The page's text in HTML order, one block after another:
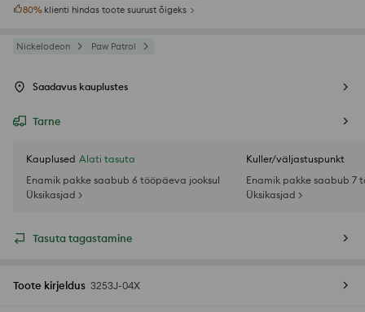
80% klienti hindas toote suurust õigeks
Nickelodeon Paw Patrol
Saadavus kauplustes
Tarne
Kauplused Alati tasuta
Enamik pakke saabub 6 tööpäeva jooksul
Üksikasjad >
Kuller/väljastuspunkt
Enamik pakke saabub 7
Üksikasjad >
Tasuta tagastamine
Toote kirjeldus 3253J-04X